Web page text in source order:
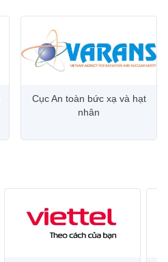
Cục An toàn bức xạ và hạt
nhân